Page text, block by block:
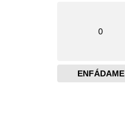
0
ENFÁDAME